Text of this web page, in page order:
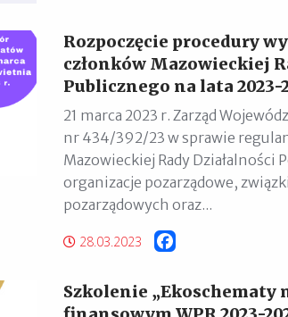
Rozpoczęcie procedury
członków Mazowieckiej
Publicznego na lata 2023-
21 marca 2023 r. Zarząd
nr 434/392/23 w sprawie
Mazowieckiej Rady Działalności
organizacje pozarządowe,
pozarządowych oraz...
28.03.2023
Szkolenie